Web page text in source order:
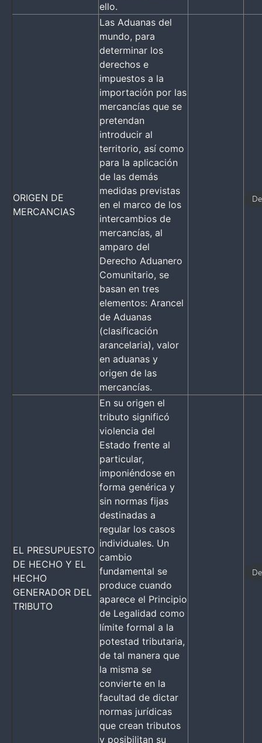
ello.
ORIGEN DE
MERCANCIAS
Las Aduanas del
mundo, para
determinar los
derechos e
impuestos a la
importación por las
mercancías que se
pretendan
introducir al
territorio, así como
para la aplicación
de las demás
medidas previstas
en el marco de los
intercambios de
mercancías, al
amparo del
Derecho Aduanero
Comunitario, se
basan en tres
elementos: Arancel
de Aduanas
(clasificación
arancelaria), valor
en aduanas y
origen de las
mercancías.
EL PRESUPUESTO
DE HECHO Y EL
HECHO
GENERADOR DEL
TRIBUTO
En su origen el
tributo significó
violencia del
Estado frente al
particular,
imponiéndose en
forma genérica y
sin normas fijas
destinadas a
regular los casos
individuales. Un
cambio
fundamental se
produce cuando
aparece el Principio
de Legalidad como
límite formal a la
potestad tributaria,
de tal manera que
la misma se
convierte en la
facultad de dictar
normas jurídicas
que crean tributos
y posibilitan su